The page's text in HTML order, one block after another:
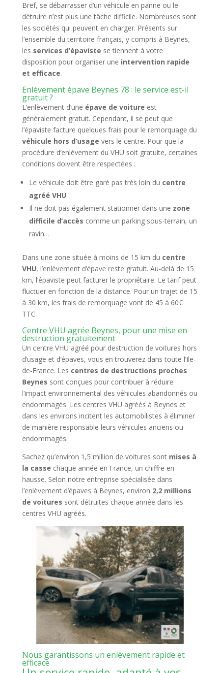
Bref, se débarrasser d’un véhicule en panne ou le
détruire n’est plus une tâche difficile. Nombreuses sont
les sociétés qui peuvent en charger. Présents sur
l’ensemble du territoire français, y compris à Beynes,
les services d’épaviste se tiennent à votre
disposition pour organiser une intervention rapide
et efficace.
Enlèvement épave Beynes 78 : le service est-il
gratuit ?
L’enlèvement d’une épave de voiture est
généralement gratuit. Cependant, il se peut que
l’épaviste facture quelques frais pour le remorquage du
véhicule hors d’usage vers le centre. Pour que la
procédure d’enlèvement du VHU soit gratuite, certaines
conditions doivent être respectées :
Le véhicule doit être garé pas très loin du centre
agréé VHU
Il ne doit pas également stationner dans une zone
difficile d’accès comme un parking sous-terrain, un
ravin…
Dans une zone située à moins de 15 km du centre
VHU, l’enlèvement d’épave reste gratuit. Au-delà de 15
km, l’épaviste peut facturer le propriétaire. Le tarif peut
fluctuer en fonction de la distance. Pour un trajet de 15
à 30 km, les frais de remorquage vont de 45 à 60€
TTC.
Centre VHU agrée Beynes, pour une mise en
destruction gratuitement
Un centre VHU agréé pour destruction de voitures hors
d’usage et d’épaves, vous en trouverez dans toute l’Ile-
de-France. Les centres de destructions proches
Beynes sont conçues pour contribuer à réduire
l’impact environnemental des véhicules abandonnés ou
endommagés. Les centres VHU agréés à Beynes et
dans les environs incitent les automobilistes à éliminer
de manière responsable leurs véhicules anciens ou
endommagés.
Sachez qu’environ 1,5 million de voitures sont mises à
la casse chaque année en France, un chiffre en
hausse. Selon notre entreprise spécialisée dans
l’enlèvement d’épaves à Beynes, environ 2,2 millions
de voitures sont détruites chaque année dans les
centres VHU agréés.
Nous garantissons un enlèvement rapide et
efficace